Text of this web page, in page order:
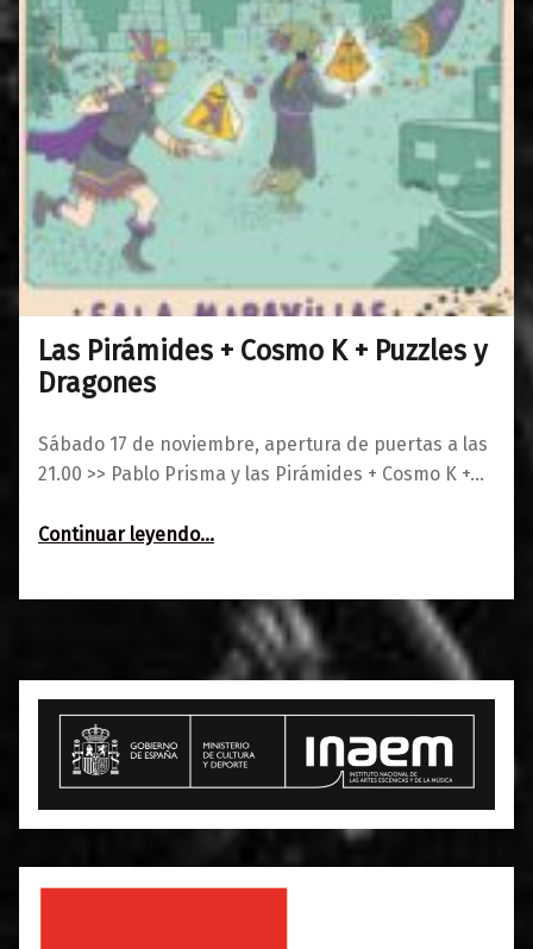
Las Pirámides + Cosmo K + Puzzles y
Dragones
Sábado 17 de noviembre, apertura de puertas a las
21.00 >> Pablo Prisma y las Pirámides + Cosmo K +…
Continuar leyendo“Las Pirámides + Cosmo K + Puzzles y Dragones”
…
13/11/2018
0
Maravillas